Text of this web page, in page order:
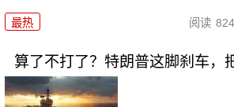
最热 阅读
算了不打了？特朗普这脚刹车，